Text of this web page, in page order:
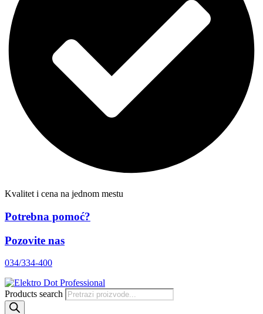
Kvalitet i cena na jednom mestu
Potrebna pomoć?
Pozovite nas
034/334-400
Products search